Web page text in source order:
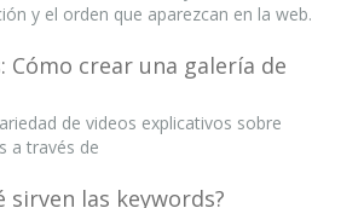
y el orden que aparezcan en la web.
crear una galería de
de videos explicativos sobre
a través de
sirven las keywords?